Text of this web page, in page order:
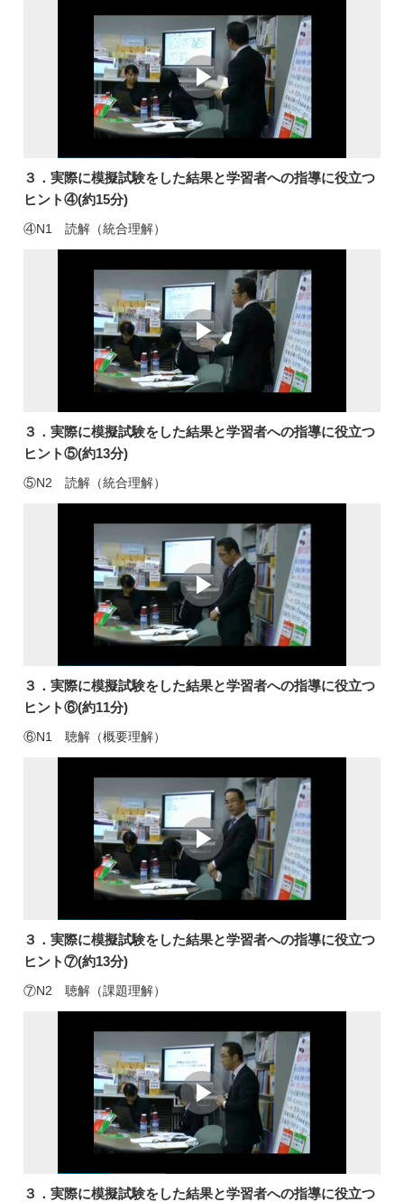
３．実際に模擬試験をした結果と学習者への指導に役立つ
ヒント④(約15分)
④N1 読解（統合理解）
３．実際に模擬試験をした結果と学習者への指導に役立つ
ヒント⑤(約13分)
⑤N2 読解（統合理解）
３．実際に模擬試験をした結果と学習者への指導に役立つ
ヒント⑥(約11分)
⑥N1 聴解（概要理解）
３．実際に模擬試験をした結果と学習者への指導に役立つ
ヒント⑦(約13分)
⑦N2 聴解（課題理解）
３．実際に模擬試験をした結果と学習者への指導に役立つ